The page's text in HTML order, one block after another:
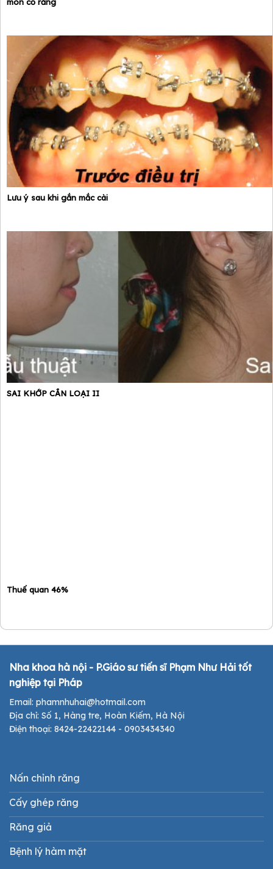
Lưu ý sau khi gắn mắc cài
SAI KHỚP CẮN LOẠI II
Thuế quan 46%
Nha khoa hà nội - P.Giáo sư tiến sĩ Phạm Như Hải tốt
nghiệp tại Pháp
Email: phamnhuhai@hotmail.com
Địa chỉ: Số 1, Hàng tre, Hoàn Kiếm, Hà Nội
Điện thoại: 8424-22422144 - 0903434340
Nấn chỉnh răng
Cấy ghép răng
Răng giả
Bệnh lý hàm mặt